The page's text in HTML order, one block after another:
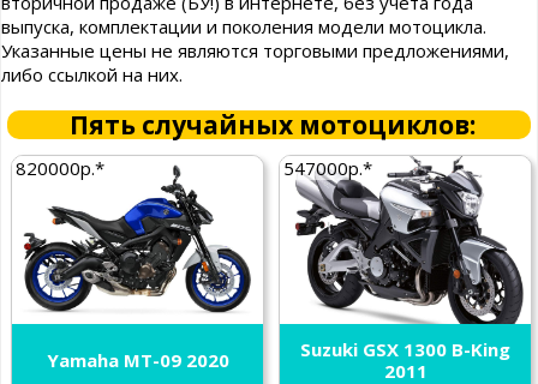
выпуска, комплектации и поколения модели мотоцикла.
Указанные цены не являются торговыми предложениями,
либо ссылкой на них.
Пять случайных мотоциклов:
820000р.*
Yamaha MT-09 2020
547000р.*
Suzuki GSX 1300 B-King
2011